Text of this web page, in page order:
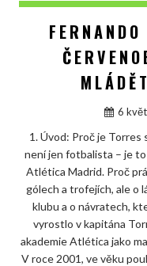
6
1. Úvod: Proč je Torres
není jen fotbalista – je
Atlética Madrid. Proč
gólech a trofejích, ale o
klubu a o návratech,
vyrostlo v kapitána
akademie Atlética jako
V roce 2001, ve věku